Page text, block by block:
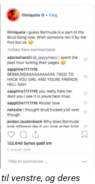
venstre, og deres